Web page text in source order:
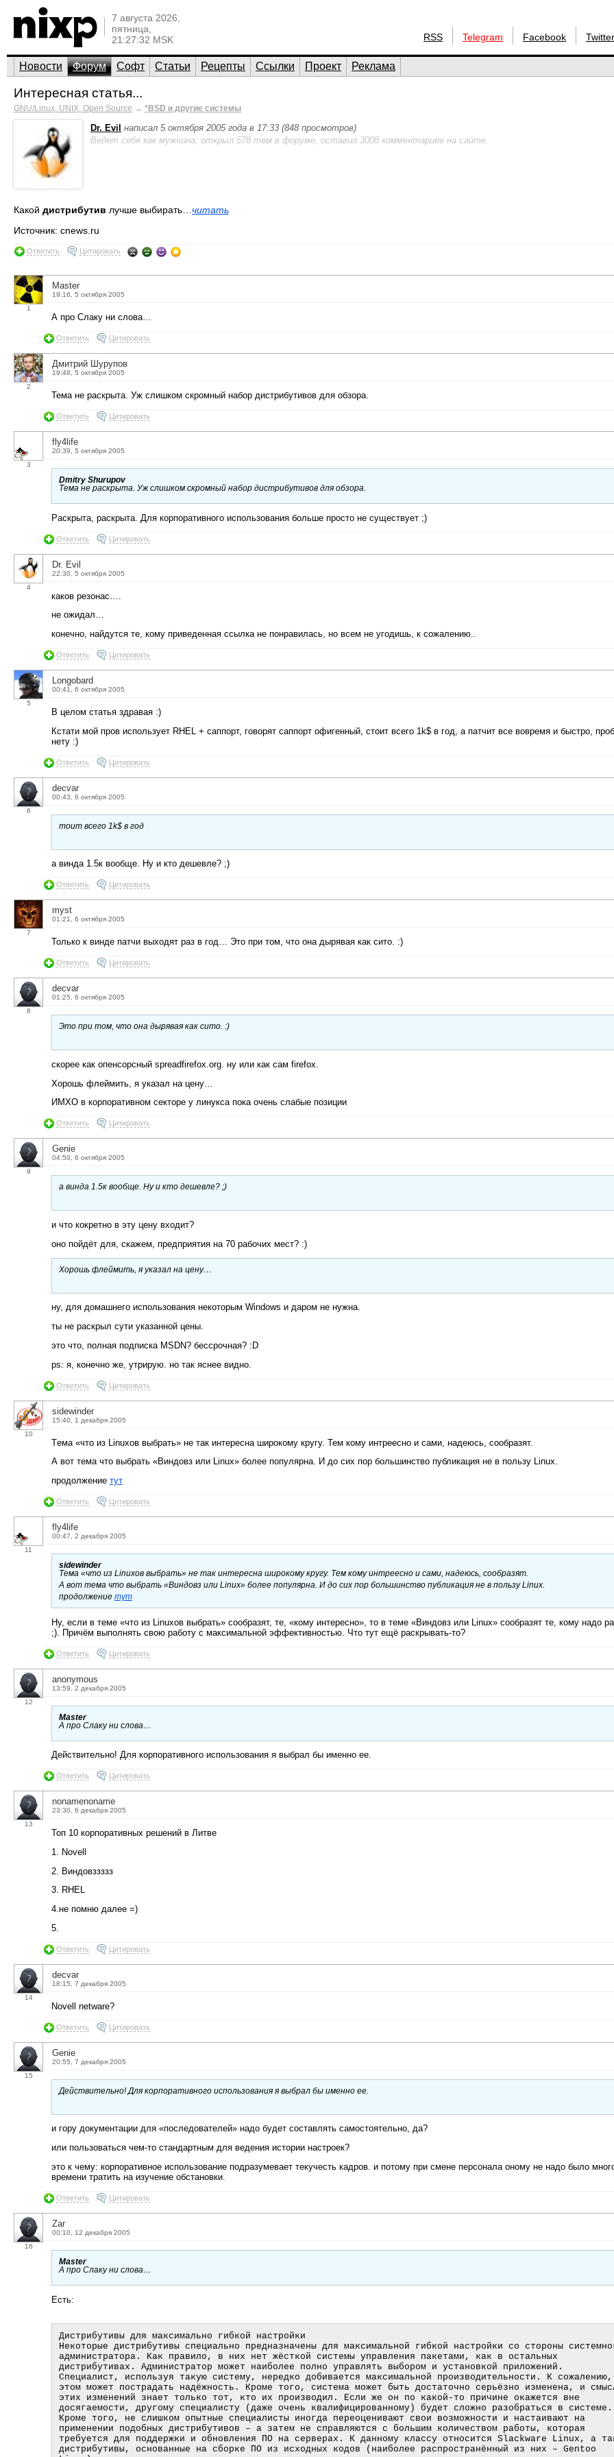
7 августа 2026,
пятница,
21:27:32 MSK
RSS Telegram Facebook Twitter
Новости Форум Софт Статьи Рецепты Ссылки Проект Реклама
Интересная статья...
GNU/Linux, UNIX, Open Source → *BSD и другие системы
Dr. Evil написал 5 октября 2005 года в 17:33 (848 просмотров)
Ведет себя как мужчина; открыл 578 тем в форуме, оставил 3008 комментариев на сайте.
Какой дистрибутив лучше выбирать… читать
Источник: cnews.ru
Ответить Цитировать
1
Master
19:16, 5 октября 2005
А про Слаку ни слова…
Ответить Цитировать
2
Дмитрий Шурупов
19:48, 5 октября 2005
Тема не раскрыта. Уж слишком скромный набор дистрибутивов для обзора.
Ответить Цитировать
3
fly4life
20:39, 5 октября 2005
Dmitry Shurupov
Тема не раскрыта. Уж слишком скромный набор дистрибутивов для обзора.
Раскрыта, раскрыта. Для корпоративного использования больше просто не существует ;)
Ответить Цитировать
4
Dr. Evil
22:30, 5 октября 2005
каков резонас….
не ожидал…
конечно, найдутся те, кому приведенная ссылка не понравилась, но всем не угодишь, к сожалению..
Ответить Цитировать
5
Longobard
00:41, 6 октября 2005
В целом статья здравая :)
Кстати мой пров использует RHEL + саппорт, говорят саппорт офигенный, стоит всего 1k$ в год, а патчит все вовремя и быстро,
нету :)
Ответить Цитировать
6
decvar
00:43, 6 октября 2005
тоит всего 1k$ в год
а винда 1.5к вообще. Ну и кто дешевле? ;)
Ответить Цитировать
7
myst
01:21, 6 октября 2005
Только к винде патчи выходят раз в год… Это при том, что она дырявая как сито. :)
Ответить Цитировать
8
decvar
01:25, 6 октября 2005
Это при том, что она дырявая как сито. :)
скорее как опенсорсный spreadfirefox.org. ну или как сам firefox.
Хорошь флеймить, я указал на цену…
ИМХО в корпоративном секторе у линукса пока очень слабые позиции
Ответить Цитировать
9
Genie
04:50, 6 октября 2005
а винда 1.5к вообще. Ну и кто дешевле? ;)
и что кокретно в эту цену входит?
оно пойдёт для, скажем, предприятия на 70 рабочих мест? :)
Хорошь флеймить, я указал на цену…
ну, для домашнего использования некоторым Windows и даром не нужна.
ты не раскрыл сути указанной цены.
это что, полная подписка MSDN? бессрочная? :D
ps: я, конечно же, утрирую. но так яснее видно.
Ответить Цитировать
10
sidewinder
15:40, 1 декабря 2005
Tема «что из Linuxов выбрать» не так интересна широкому кругу. Тем кому интреесно и сами, надеюсь, сообразят.
А вот тема что выбрать «Виндовз или Linux» более популярна. И до сих пор большинство публикация не в пользу Linux.
продолжение тут
Ответить Цитировать
11
fly4life
00:47, 2 декабря 2005
sidewinder
Tема «что из Linuxов выбрать» не так интересна широкому кругу. Тем кому интреесно и сами, надеюсь, сообразят.
А вот тема что выбрать «Виндовз или Linux» более популярна. И до сих пор большинство публикация не в пользу Linux.
продолжение тут
Ну, если в теме «что из Linuxов выбрать» сообразят, те, «кому интересно», то в теме «Виндовз или Linux» сообразят те, кому надо
;). Причём выполнять свою работу с максимальной эффективностью. Что тут ещё раскрывать-то?
Ответить Цитировать
12
anonymous
13:59, 2 декабря 2005
Master
А про Слаку ни слова…
Действительно! Для корпоративного использования я выбрал бы именно ее.
Ответить Цитировать
13
nonamenoname
23:30, 6 декабря 2005
Топ 10 корпоративных решений в Литве
1. Novell
2. Виндовззззз
3. RHEL
4.не помню далее =)
5.
Ответить Цитировать
14
decvar
18:15, 7 декабря 2005
Novell netware?
Ответить Цитировать
15
Genie
20:55, 7 декабря 2005
Действительно! Для корпоративного использования я выбрал бы именно ее.
и гору документации для «последователей» надо будет составлять самостоятельно, да?
или пользоваться чем-то стандартным для ведения истории настроек?
это к чему: корпоративное использование подразумевает текучесть кадров. и потому при смене персонала оному не надо было
времени тратить на изучение обстановки.
Ответить Цитировать
16
Zar
00:10, 12 декабря 2005
Master
А про Слаку ни слова…
Есть:
Дистрибутивы для максимально гибкой настройки
Некоторые дистрибутивы специально предназначены для максимальной гибкой настройки со стороны
администратора. Как правило, в них нет жёсткой системы управления пакетами, как в остальных
дистрибутивах. Администратор может наиболее полно управлять выбором и установкой приложений.
Специалист, используя такую систему, нередко добивается максимальной производительности. К
этом может пострадать надёжность. Кроме того, система может быть достаточно серьёзно изменена, и
этих изменений знает только тот, кто их производил. Если же он по какой-то причине окажется вне
досягаемости, другому специалисту (даже очень квалифицированному) будет сложно разобраться в системе.
Кроме того, не слишком опытные специалисты иногда переоценивают свои возможности и настаивают на
применении подобных дистрибутивов – а затем не справляются с большим количеством работы, которая
требуется для поддержки и обновления ПО на серверах. К данному классу относится Slackware Linux, а
дистрибутивы, основанные на сборке ПО из исходных кодов (наиболее распространённый из них – Gentoo